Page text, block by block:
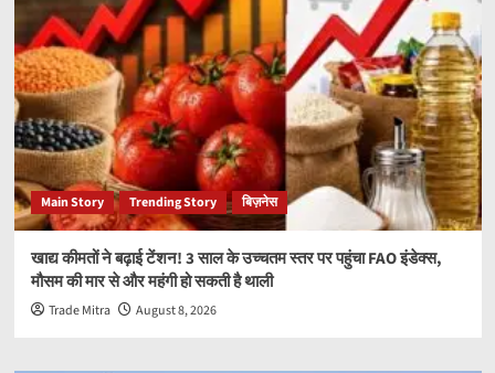
Main Story Trending Story बिज़नेस
खाद्य कीमतों ने बढ़ाई टेंशन! 3 साल के उच्चतम स्तर पर पहुंचा FAO इंडेक्स,
मौसम की मार से और महंगी हो सकती है थाली
Trade Mitra August 8, 2026